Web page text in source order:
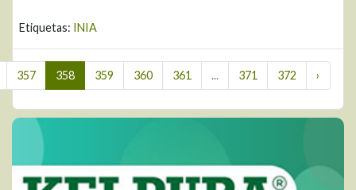
Etiquetas: INIA
357 358 359 360 361 ... 371 372 ›